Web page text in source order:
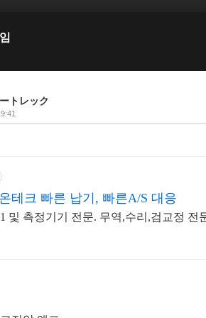
トレック
테크 빠른 납기, 빠른A/S 대응
및 측정기기 전문. 무역,수리,검교정 전